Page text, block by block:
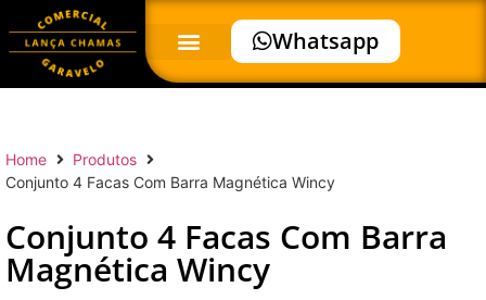
Whatsapp
Home
Produtos
Conjunto 4 Facas Com Barra Magnética Wincy
Conjunto 4 Facas Com Barra
Magnética Wincy